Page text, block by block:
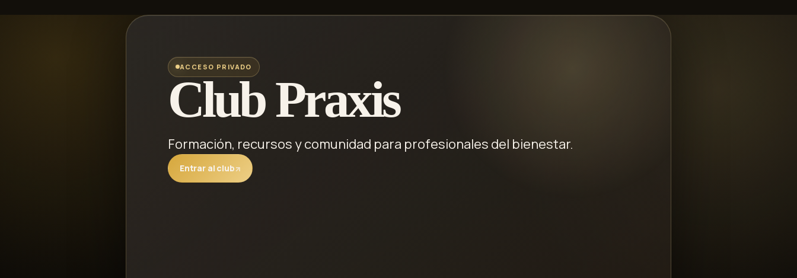
ACCESO PRIVADO
Club Praxis
Formación, recursos y comunidad para profesionales del bienestar.
Entrar al club